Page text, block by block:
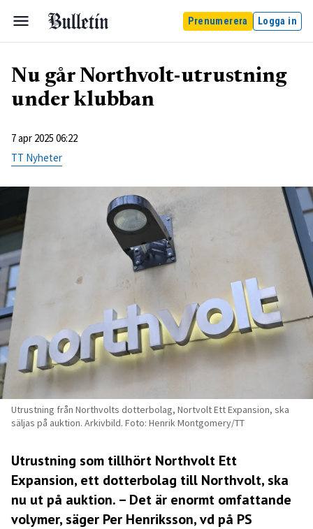
Prenumerera Logga in
Nu går Northvolt-utrustning
under klubban
7 apr 2025 06:22
TT Nyheter
Utrustning från Northvolts dotterbolag, Nortvolt Ett Expansion, ska
säljas på auktion. Arkivbild. Foto: Henrik Montgomery/TT
Utrustning som tillhört Northvolt Ett
Expansion, ett dotterbolag till Northvolt, ska
nu ut på auktion. – Det är enormt omfattande
volymer, säger Per Henriksson, vd på PS